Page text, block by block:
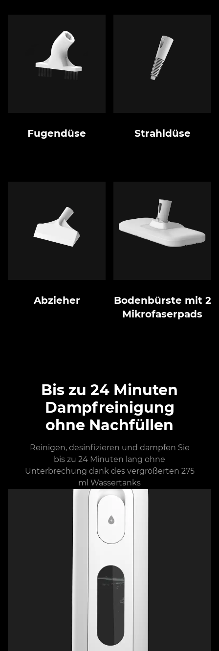
Fugendüse Strahldüse
Abzieher
Bodenbürste mit 2
Mikrofaserpads
Bis zu 24 Minuten
Dampfreinigung
ohne Nachfüllen
Reinigen, desinfizieren und dampfen Sie
bis zu 24 Minuten lang ohne
Unterbrechung dank des vergrößerten 275
ml Wassertanks